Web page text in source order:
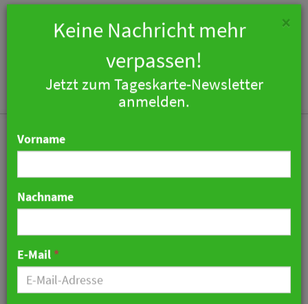
Design Hotels: Blique by
Nobis eröffnet in
Stockholm
×
Keine Nachricht mehr
verpassen!
Jetzt zum Tageskarte-Newsletter
anmelden.
Vorname
Nachname
E-Mail *